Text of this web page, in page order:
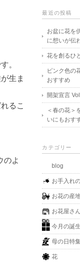
。
生ま
るこ
のよ
最近の投稿
お盆に花を
に想いが伝
花を創るひ
ピンク色の
おすすめ
開架宣言
＜春の花＞
いにもおす
カテゴリー
blog
お手入れ
お花の産
お花屋さ
今月の誕
母の日特
花